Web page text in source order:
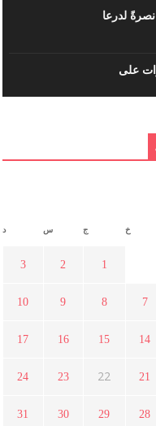
نصرةً لدرعا
مرور 5 سنوات على
لحزب
خ ج س د
1
2
3
7
8
9
10
14
15
16
17
21
22
23
24
28
29
30
31